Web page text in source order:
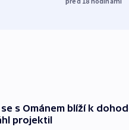
s Ománem blíží k
projektil